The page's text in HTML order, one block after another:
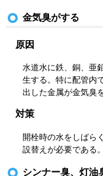
金気臭がする
原因
水道水に鉄、銅、亜
生する。特に配管内
出した金属が金気臭
対策
開栓時の水をしばら
設替えが必要である。
シンナー臭、灯油